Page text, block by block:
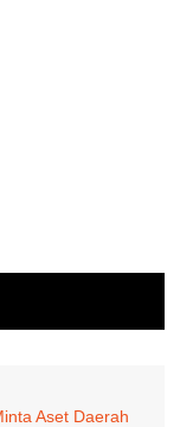
Aset Daerah